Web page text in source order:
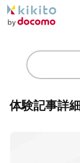
体験記事詳